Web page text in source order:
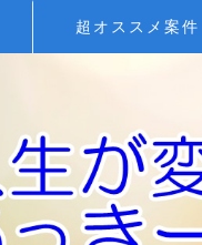
超オススメ案件